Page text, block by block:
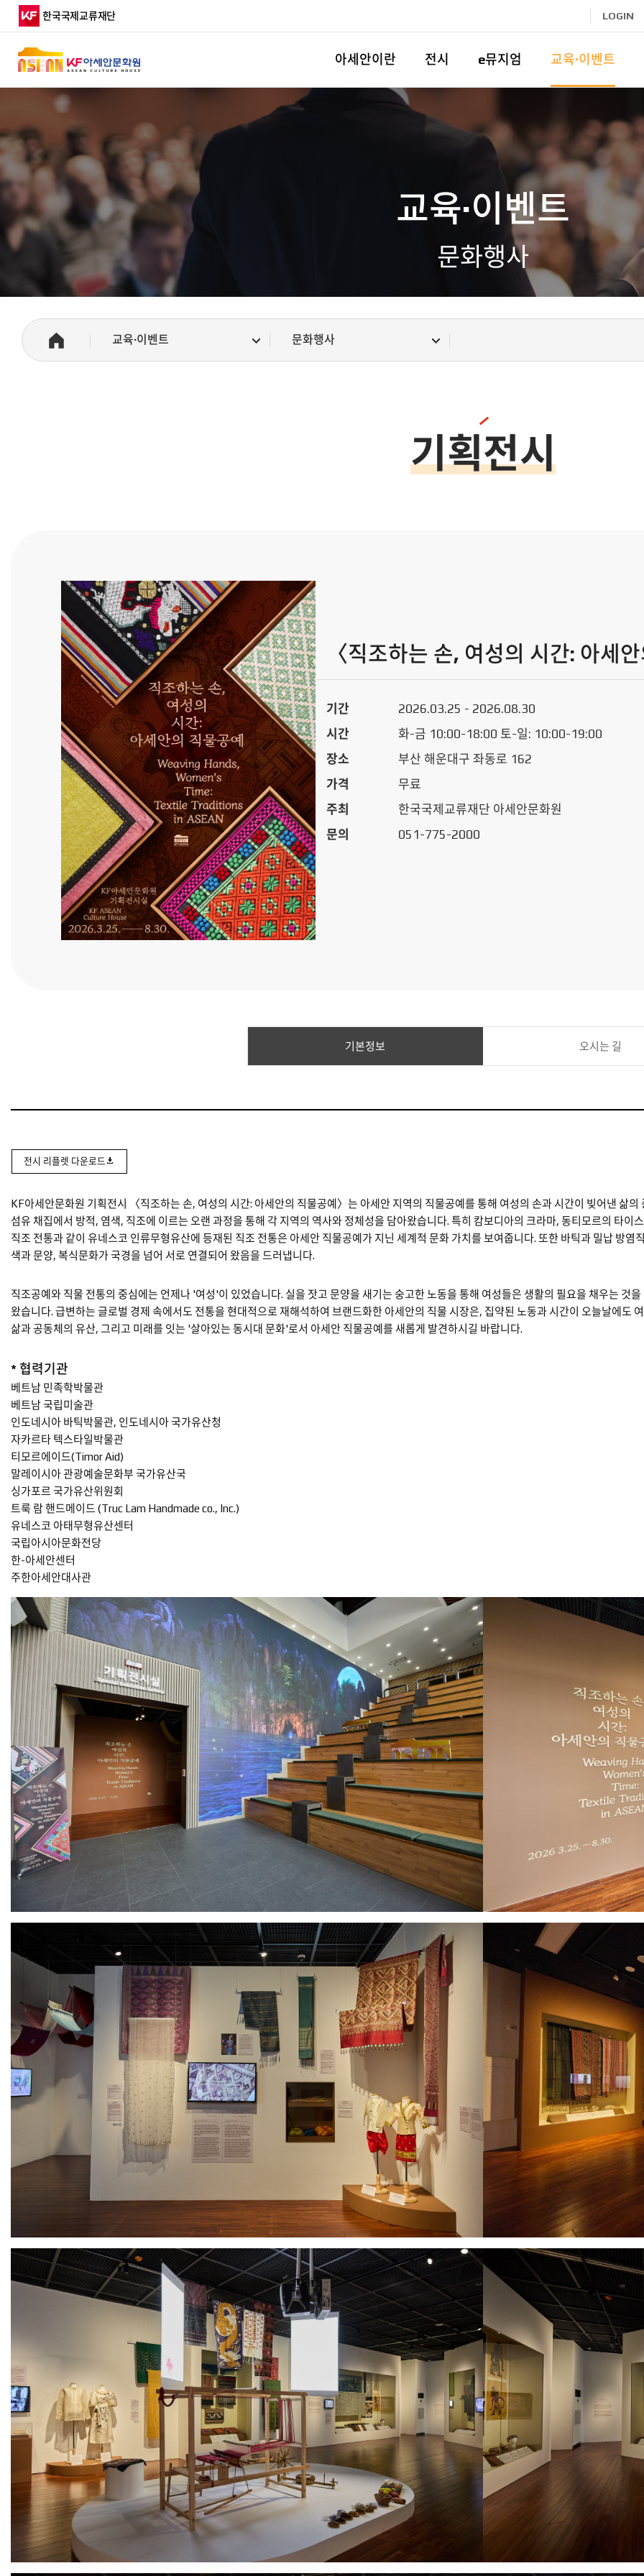
한국국제교류재단 LOGIN
아세안이란 전시 e뮤지엄 교육·이벤트
행사일정
주요활동
아세안문화원 알림
디지털 아카이브
TOP
교육·이벤트
문화행사
교육·이벤트 문화행사
기획전시
〈직조하는 손, 여성의 시간: 아세안
기간
2026.03.25 - 2026.08.30
시간
화-금 10:00-18:00 토-일: 10:00-19:00
장소
부산 해운대구 좌동로 162
가격
무료
주최
한국국제교류재단 아세안문화원
문의
051-775-2000
기본정보 오시는 길
전시 리플렛 다운로드
KF아세안문화원 기획전시 〈직조하는 손, 여성의 시간: 아세안의 직물공예〉는 아세안 지역의 직물공예를 통해 여성의 손과 시간이 빚어낸 삶
섬유 채집에서 방적, 염색, 직조에 이르는 오랜 과정을 통해 각 지역의 역사와 정체성을 담아왔습니다. 특히 캄보디아의 크라마, 동티모르의 타이
직조 전통과 같이 유네스코 인류무형유산에 등재된 직조 전통은 아세안 직물공예가 지닌 세계적 문화 가치를 보여줍니다. 또한 바틱과 밀납 방
색과 문양, 복식문화가 국경을 넘어 서로 연결되어 왔음을 드러냅니다.
직조공예와 직물 전통의 중심에는 언제나 '여성'이 있었습니다. 실을 잣고 문양을 새기는 숭고한 노동을 통해 여성들은 생활의 필요을 채우는 것
왔습니다. 급변하는 글로벌 경제 속에서도 전통을 현대적으로 재해석하여 브랜드화한 아세안의 직물 시장은, 집약된 노동과 시간이 오늘날에도
삶과 공동체의 유산, 그리고 미래를 잇는 '살아있는 동시대 문화'로서 아세안 직물공예를 새롭게 발견하시길 바랍니다.
* 협력기관
베트남 민족학박물관
베트남 국립미술관
인도네시아 바틱박물관, 인도네시아 국가유산청
자카르타 텍스타일박물관
티모르에이드(Timor Aid)
말레이시아 관광예술문화부 국가유산국
싱가포르 국가유산위원회
트룩 람 핸드메이드 (Truc Lam Handmade co., Inc.)
유네스코 아태무형유산센터
국립아시아문화전당
한-아세안센터
주한아세안대사관